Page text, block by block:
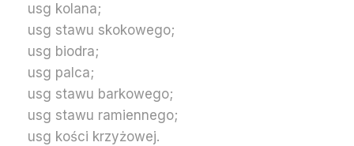
usg kolana;
usg stawu skokowego;
usg biodra;
usg palca;
usg stawu barkowego;
usg stawu ramiennego;
usg kości krzyżowej.